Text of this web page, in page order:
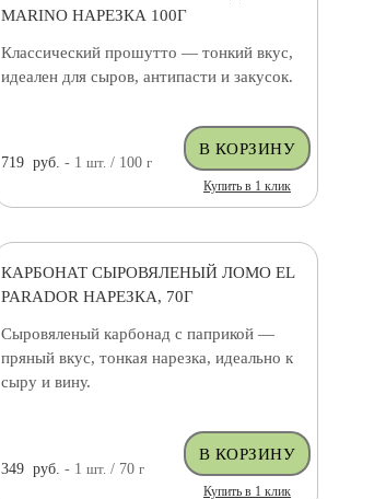
MARINO НАРЕЗКА 100Г
Классический прошутто — тонкий вкус,
идеален для сыров, антипасти и закусок.
719 руб. - 1шт. / 100г
Купить в 1 клик
КАРБОНАТ СЫРОВЯЛЕНЫЙ ЛОМО EL
PARADOR НАРЕЗКА, 70Г
Сыровяленый карбонад с паприкой —
пряный вкус, тонкая нарезка, идеально к
сыру и вину.
349 руб. - 1шт. / 70г
Купить в 1 клик